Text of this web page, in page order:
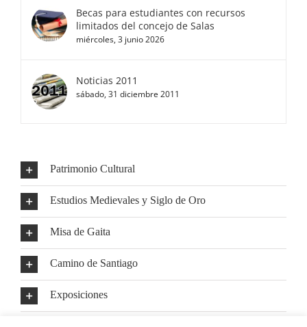
Becas para estudiantes con recursos
limitados del concejo de Salas
miércoles, 3 junio 2026
Noticias 2011
sábado, 31 diciembre 2011
Patrimonio Cultural
Estudios Medievales y Siglo de Oro
Misa de Gaita
Camino de Santiago
Exposiciones